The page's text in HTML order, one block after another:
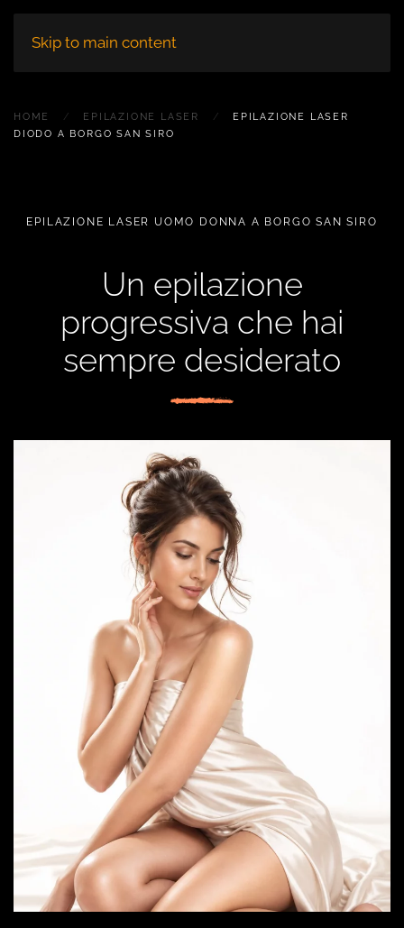
Skip to main content
HOME EPILAZIONE LASER
EPILAZIONE LASER
DIODO A BORGO SAN SIRO
EPILAZIONE LASER UOMO DONNA A BORGO SAN SIRO
Un epilazione
progressiva che hai
sempre desiderato